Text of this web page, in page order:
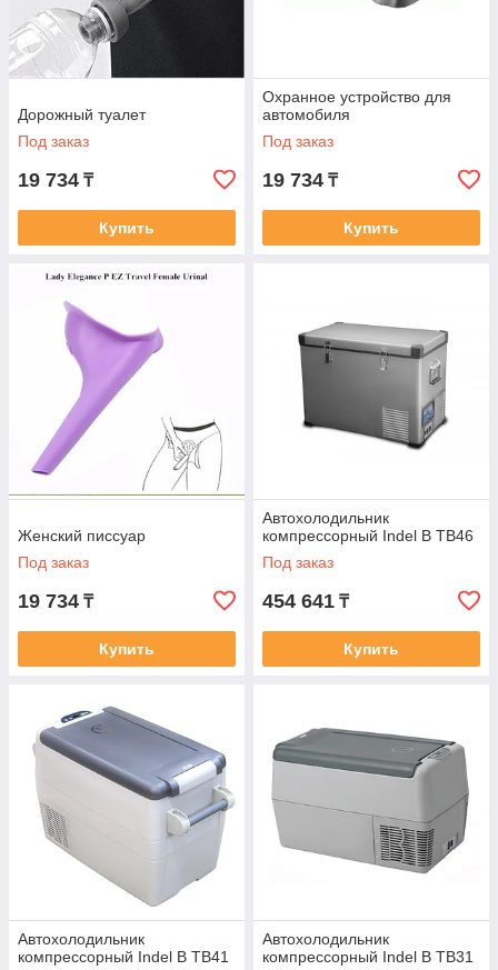
Дорожный туалет
Под заказ
19 734 ₸
Купить
Охранное устройство для
автомобиля
Под заказ
19 734 ₸
Купить
Женский писсуар
Под заказ
19 734 ₸
Купить
Автохолодильник
компрессорный Indel B TB46
Под заказ
454 641 ₸
Купить
Автохолодильник
компрессорный Indel B TB41
Автохолодильник
компрессорный Indel B TB31